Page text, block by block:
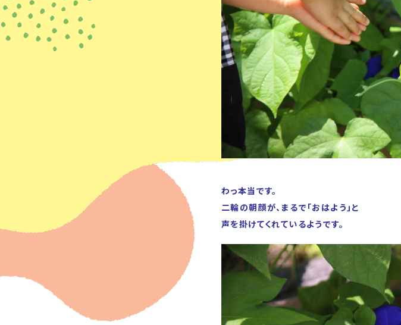
わっ本当です。
二輪の朝顔が、まるで「おはよう」と
声を掛けてくれているようです。